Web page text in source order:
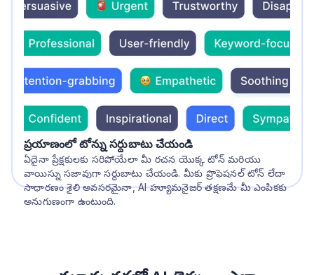
ప్రయాణంలో టోన్ను సర్దుబాటు చేయండి
ఏదైనా ప్రేక్షకులకు సరిపోయేలా మీ రచన యొక్క టోన్ మరియు
వాయిస్ను సజావుగా సర్దుబాటు చేయండి. మీకు ప్రొఫెషనల్ టోన్ లేదా
సాధారణం శైలి అవసరమైనా, AI హ్యూమనైజర్ తక్షణమే మీ ఎంపికకు
అనుగుణంగా ఉంటుంది.